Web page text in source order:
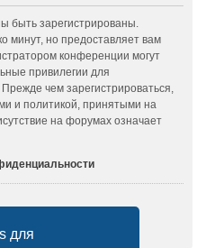
для
быть зарегистрированы.
минут, но предоставляет вам
конференции могут
привилегии для
чем зарегистрироваться,
и политикой, принятыми на
на форумах означает